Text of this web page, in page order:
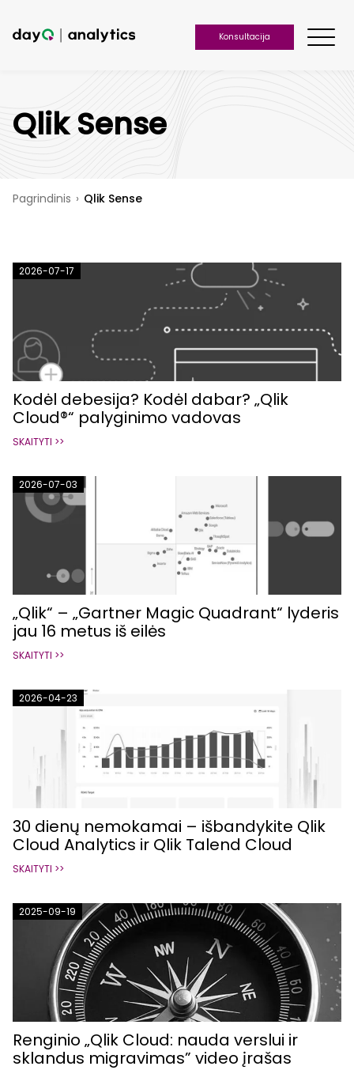
Konsultacija
Qlik Sense
Pagrindinis › Qlik Sense
2026-07-17
Kodėl debesija? Kodėl dabar? „Qlik
Cloud®“ palyginimo vadovas
SKAITYTI >>
2026-07-03
„Qlik“ – „Gartner Magic Quadrant“ lyderis
jau 16 metus iš eilės
SKAITYTI >>
2026-04-23
30 dienų nemokamai – išbandykite Qlik
Cloud Analytics ir Qlik Talend Cloud
SKAITYTI >>
2025-09-19
Renginio „Qlik Cloud: nauda verslui ir
sklandus migravimas” video įrašas